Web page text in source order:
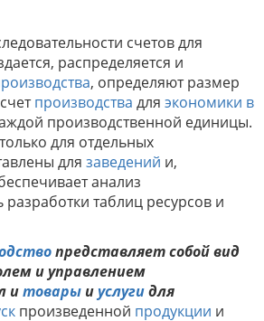
счетов для
распределяется и
, определяют размер
производства для экономики в
производственной единицы.
для отдельных
для заведений и,
анализ
таблиц ресурсов и
представляет собой вид
и управлением
итовары иуслугидля
произведенной продукции и